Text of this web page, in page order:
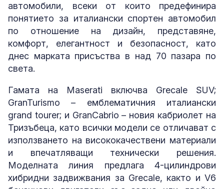
автомобили, всеки от които предефинира
понятието за италиански спортен автомобил
по отношение на дизайн, представяне,
комфорт, елегантност и безопасност, като
днес марката присъства в над 70 пазара по
света.
Гамата на Maserati включва Grecale SUV;
GranTurismo – емблематичния италиански
grand tourer; и GranCabrio – новия кабриолет на
Тризъбеца, като всички модели се отличават с
използването на висококачествени материали
и впечатляващи технически решения.
Моделната линия предлага 4-цилиндрови
хибридни задвижвания за Grecale, както и V6